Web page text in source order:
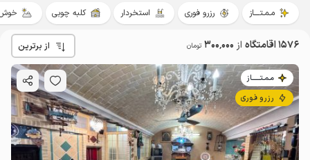
مـمـتــــاز رزرو فوری استخردار کلبه چوبی خوش
1576 اقامتگاه از 300٬000 تومان از برترین
مـمـتــــــاز
رزرو فوری